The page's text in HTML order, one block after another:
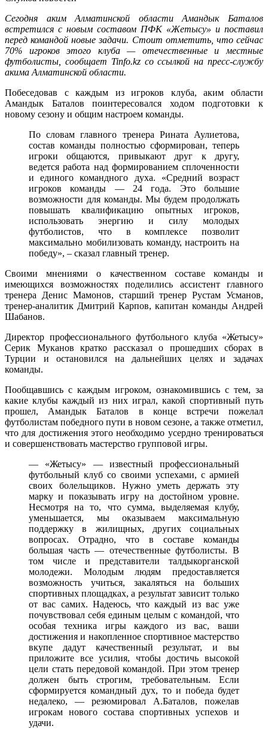
Сегодня аким Алматинской области Амандык Баталов
встретился с новым составом ПФК «Жетысу» и поставил
перед командой новые задачи. Стоит отметить, что сейчас
70% игроков этого клуба — отечественные и местные
футболисты, сообщает Tinfo.kz со ссылкой на пресс-службу
акима Алматинской области.
Побеседовав с каждым из игроков клуба, аким области
Амандык Баталов поинтересовался ходом подготовки к
новому сезону и общим настроем команды.
По словам главного тренера Рината Аулиетова,
состав команды полностью сформирован, теперь
игроки общаются, привыкают друг к другу,
ведется работа над формированием сплоченности
и единого командного духа. «Средний возраст
игроков команды — 24 года. Это большие
возможности для команды. Мы будем продолжать
повышать квалификацию опытных игроков,
использовать энергию и силу молодых
футболистов, что в комплексе позволит
максимально мобилизовать команду, настроить на
победу», – сказал главный тренер.
Своими мнениями о качественном составе команды и
имеющихся возможностях поделились ассистент главного
тренера Денис Мамонов, старший тренер Рустам Усманов,
тренер-аналитик Дмитрий Карпов, капитан команды Андрей
Шабанов.
Директор профессионального футбольного клуба «Жетысу»
Серик Муканов кратко рассказал о прошедших сборах в
Турции и остановился на дальнейших целях и задачах
команды.
Пообщавшись с каждым игроком, ознакомившись с тем, за
какие клубы каждый из них играл, какой спортивный путь
прошел, Амандык Баталов в конце встречи пожелал
футболистам победного пути в новом сезоне, а также отметил,
что для достижения этого необходимо усердно тренироваться
и совершенствовать мастерство групповой игры.
— «Жетысу» — известный профессиональный
футбольный клуб со своими успехами, с армией
своих болельщиков. Нужно уметь держать эту
марку и показывать игру на достойном уровне.
Несмотря на то, что сумма, выделяемая клубу,
уменьшается, мы оказываем максимальную
поддержку в жилищных, других социальных
вопросах. Отрадно, что в составе команды
большая часть — отечественные футболисты. В
том числе и представители талдыкорганской
молодежи. Молодым людям предоставляется
возможность учиться, закаляться на больших
спортивных площадках, а результат зависит только
от вас самих. Надеюсь, что каждый из вас уже
почувствовал себя единым целым с командой, что
особая техника игры каждого из вас, ваши
достижения и накопленное спортивное мастерство
вкупе дадут качественный результат, и вы
приложите все усилия, чтобы достичь высокой
цели стать передовой командой. При этом тренер
должен быть строгим, требовательным. Если
сформируется командный дух, то и победа будет
недалеко, — резюмировал А.Баталов, пожелав
игрокам нового состава спортивных успехов и
удачи.